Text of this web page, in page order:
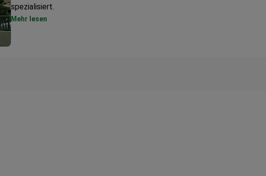
spezialisiert.
Diagnostik und Behandlung von Diabetes, Schilddrüsenerkrankungen und
Mehr lesen